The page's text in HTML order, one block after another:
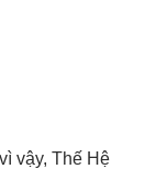
vậy, Thế Hệ